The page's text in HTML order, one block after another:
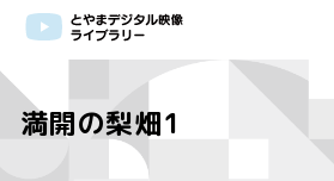
満開の梨畑1